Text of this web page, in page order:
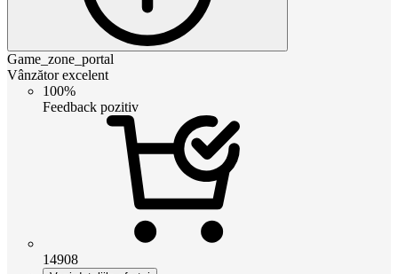
Game_zone_portal
Vânzător excelent
100%
Feedback pozitiv
14908